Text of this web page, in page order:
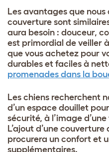
Les avantages que
couverture sont
aura besoin : douceur,
est primordial de veiller
que vous achetez pour
durables et faciles à
promenades dans la
Les chiens recherchent
d’un espace douillet
sécurité, à l’image
L’ajout d’une
procurera un confort et
supplémentaires.